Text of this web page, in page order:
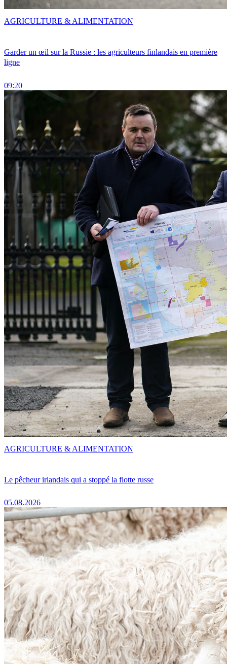
Garder un œil sur la Russie : les agriculteurs finlandais en première
ligne
09:20
AGRICULTURE & ALIMENTATION
Le pêcheur irlandais qui a stoppé la flotte russe
05.08.2026
AGRICULTURE & ALIMENTATION